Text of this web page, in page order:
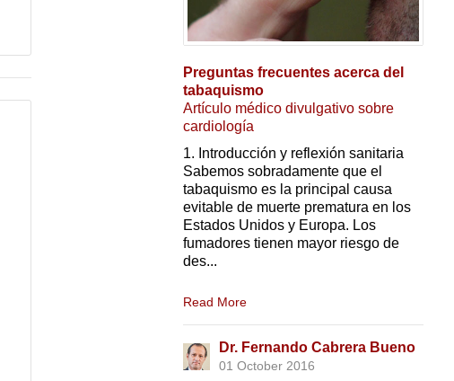
Preguntas frecuentes acerca del
tabaquismo
Artículo médico divulgativo sobre
cardiología
1. Introducción y reflexión sanitaria
Sabemos sobradamente que el
tabaquismo es la principal causa
evitable de muerte prematura en los
Estados Unidos y Europa. Los
fumadores tienen mayor riesgo de
des...
Read More
Dr. Fernando Cabrera Bueno
01 October 2016